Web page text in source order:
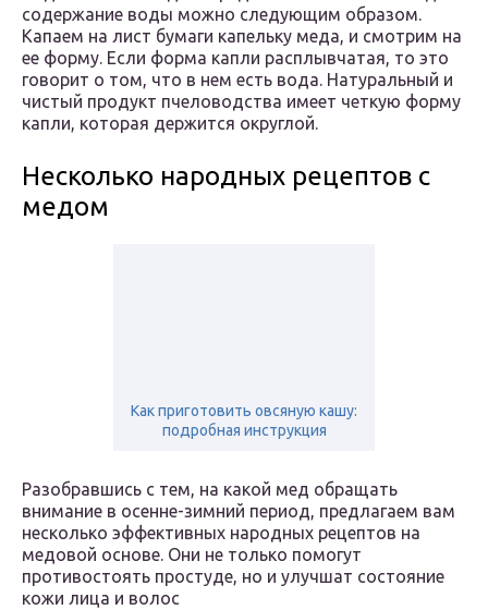
содержание воды можно следующим образом.
Капаем на лист бумаги капельку меда, и смотрим на
ее форму. Если форма капли расплывчатая, то это
говорит о том, что в нем есть вода. Натуральный и
чистый продукт пчеловодства имеет четкую форму
капли, которая держится округлой.
Несколько народных рецептов с
медом
Как приготовить овсяную кашу:
подробная инструкция
Разобравшись с тем, на какой мед обращать
внимание в осенне-зимний период, предлагаем вам
несколько эффективных народных рецептов на
медовой основе. Они не только помогут
противостоять простуде, но и улучшат состояние
кожи лица и волос